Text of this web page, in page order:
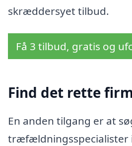
skræddersyet tilbud.
Få 3 tilbud, gratis og
Find det rette
En anden tilgang er at
træfældningsspecialister